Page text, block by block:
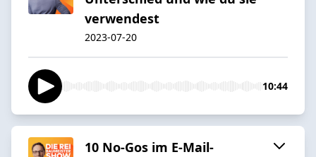
verwendest
2023-07-20
10:44
10 No-Gos im E-Mail-